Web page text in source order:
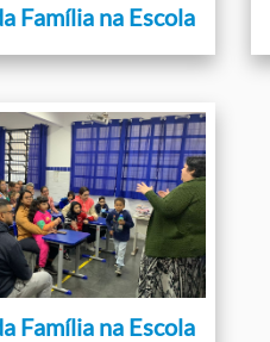
Família na Escola
Família na Escola